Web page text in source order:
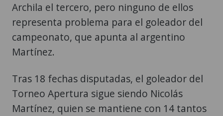
Archila el tercero, pero ninguno de ellos
representa problema para el goleador del
campeonato, que apunta al argentino
Martínez.
Tras 18 fechas disputadas, el goleador del
Torneo Apertura sigue siendo Nicolás
Martínez, quien se mantiene con 14 tantos